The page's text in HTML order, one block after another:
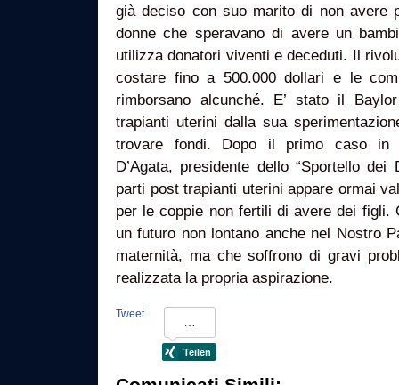
già deciso con suo marito di non avere
donne che speravano di avere un
utilizza donatori viventi e deceduti. Il
costare fino a 500.000 dollari e le
rimborsano alcunché. E’ stato il
trapianti uterini dalla sua
trovare fondi. Dopo il primo caso in
D’Agata, presidente dello “Sportello
parti post trapianti uterini appare ormai
per le coppie non fertili di avere dei figli.
un futuro non lontano anche nel Nostro
maternità, ma che soffrono di gravi
realizzata la propria aspirazione.
Tweet